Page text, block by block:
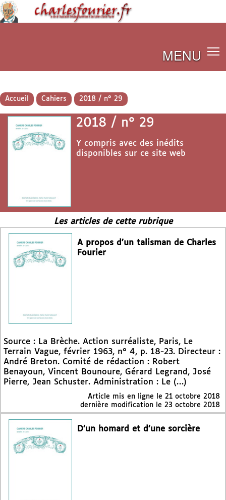
MENU
Accueil Cahiers 2018 / n° 29
2018 / n° 29
Y compris avec des inédits
disponibles sur ce site web
Les articles de cette rubrique
A propos d’un talisman de Charles
Fourier
Source : La Brèche. Action surréaliste, Paris, Le
Terrain Vague, février 1963, n° 4, p. 18-23. Directeur :
André Breton. Comité de rédaction : Robert
Benayoun, Vincent Bounoure, Gérard Legrand, José
Pierre, Jean Schuster. Administration : Le (…)
Article mis en ligne le 21 octobre 2018
dernière modification le 23 octobre 2018
D’un homard et d’une sorcière